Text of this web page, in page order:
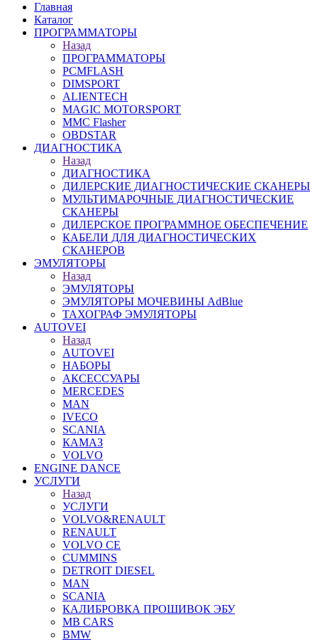
Главная
Каталог
ПРОГРАММАТОРЫ
Назад
ПРОГРАММАТОРЫ
PCMFLASH
DIMSPORT
ALIENTECH
MAGIC MOTORSPORT
MMC Flasher
OBDSTAR
ДИАГНОСТИКА
Назад
ДИАГНОСТИКА
ДИЛЕРСКИЕ ДИАГНОСТИЧЕСКИЕ СКАНЕРЫ
МУЛЬТИМАРОЧНЫЕ ДИАГНОСТИЧЕСКИЕ
СКАНЕРЫ
ДИЛЕРСКОЕ ПРОГРАММНОЕ ОБЕСПЕЧЕНИЕ
КАБЕЛИ ДЛЯ ДИАГНОСТИЧЕСКИХ
СКАНЕРОВ
ЭМУЛЯТОРЫ
Назад
ЭМУЛЯТОРЫ
ЭМУЛЯТОРЫ МОЧЕВИНЫ АdBlue
ТАХОГРАФ ЭМУЛЯТОРЫ
AUTOVEI
Назад
AUTOVEI
НАБОРЫ
АКСЕССУАРЫ
MERCEDES
MAN
IVECO
SCANIA
КАМАЗ
VOLVO
ENGINE DANCE
УСЛУГИ
Назад
УСЛУГИ
VOLVO&RENAULT
RENAULT
VOLVO CE
CUMMINS
DETROIT DIESEL
MAN
SCANIA
КАЛИБРОВКА ПРОШИВОК ЭБУ
MB CARS
BMW